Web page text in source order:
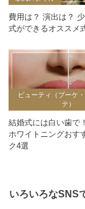
費用は？ 演出は？
式ができるオススメ
ビューティ（ブーケ
テ）
結婚式には白い歯で
ホワイトニングおす
ク4選
いろいろなSNS